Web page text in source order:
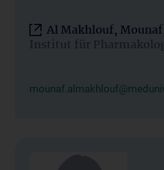
Al Makhlouf,
Institut für